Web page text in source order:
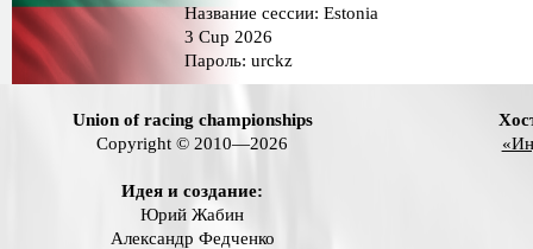
Название сессии: Estonia
3 Cup 2026
Пароль: urckz
Union of racing championships
Copyright © 2010—2026
Идея и создание:
Юрий Жабин
Александр Федченко